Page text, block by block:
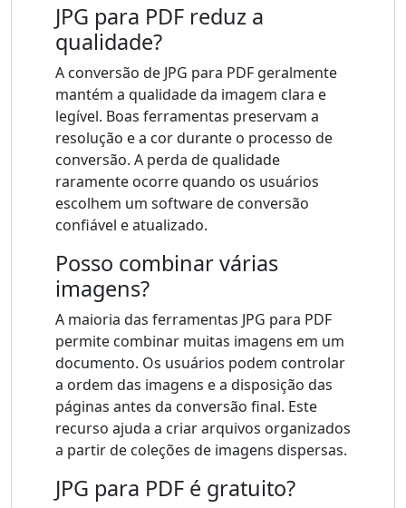
JPG para PDF reduz a
qualidade?
A conversão de JPG para PDF geralmente
mantém a qualidade da imagem clara e
legível. Boas ferramentas preservam a
resolução e a cor durante o processo de
conversão. A perda de qualidade
raramente ocorre quando os usuários
escolhem um software de conversão
confiável e atualizado.
Posso combinar várias
imagens?
A maioria das ferramentas JPG para PDF
permite combinar muitas imagens em um
documento. Os usuários podem controlar
a ordem das imagens e a disposição das
páginas antes da conversão final. Este
recurso ajuda a criar arquivos organizados
a partir de coleções de imagens dispersas.
JPG para PDF é gratuito?